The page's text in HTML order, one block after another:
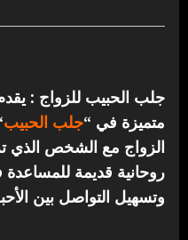
جلب الحبيب للزواج :
متميزة في “جلب الحبيب
الزواج مع الشخص الذي
روحانية قديمة للمساعدة
وتسهيل التواصل بين